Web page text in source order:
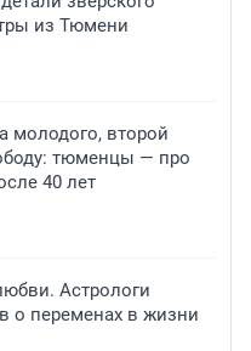
из Тюмени
молодого, второй
тюменцы — про
40 лет
Астрологи
о переменах в жизни